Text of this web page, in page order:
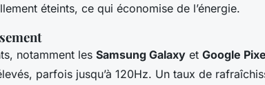
éteints, ce qui économise de l’énergie.
notamment les Samsung Galaxy et Google
parfois jusqu’à 120Hz. Un taux de